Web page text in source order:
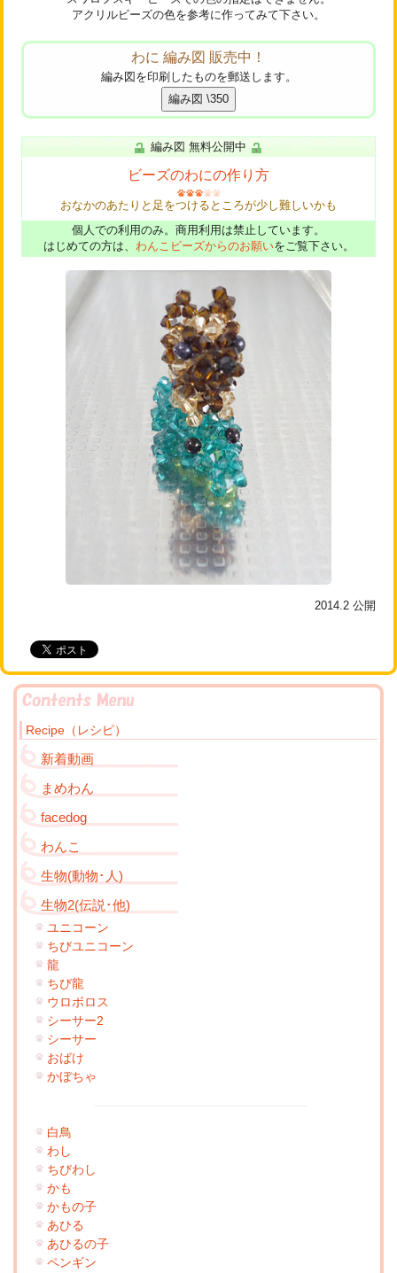
アクリルビーズの色を参考に作ってみて下さい。
わに 編み図 販売中！
編み図を印刷したものを郵送します。
編み図 無料公開中
ビーズのわにの作り方
おなかのあたりと足をつけるところが少し難しいかも
個人での利用のみ。商用利用は禁止しています。
はじめての方は、 わんこビーズからのお願いをご覧下さい。
2014.2 公開
Recipe（レシピ）
新着動画
まめわん
facedog
わんこ
生物(動物･人)
生物2(伝説･他)
ユニコーン
ちびユニコーン
龍
ちび龍
ウロボロス
シーサー2
シーサー
おばけ
かぼちゃ
白鳥
わし
ちびわし
かも
かもの子
あひる
あひるの子
ペンギン